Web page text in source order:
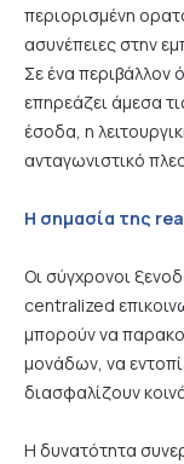
περιορισμένη
ασυνέπειες στην
Σε ένα περιβάλλον
επηρεάζει άμεσα
έσοδα, η
ανταγωνιστικό
Η σημασία της
Οι σύγχρονοι
centralized
μπορούν να
μονάδων, να
διασφαλίζουν
Η δυνατότητα